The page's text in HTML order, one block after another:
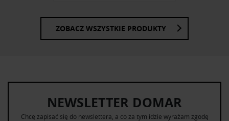
ZOBACZ WSZYSTKIE PRODUKTY
NEWSLETTER DOMAR
Chcę zapisać się do newslettera, a co za tym idzie wyrażam zgodę